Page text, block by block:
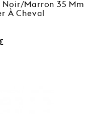
Noir/marron 35 Mm
À Cheval
Prix